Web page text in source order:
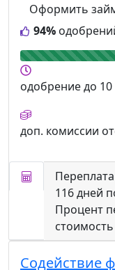
94%
Оформить
одобрениедо
доп. комиссии
116 дней
Процент
Содействие